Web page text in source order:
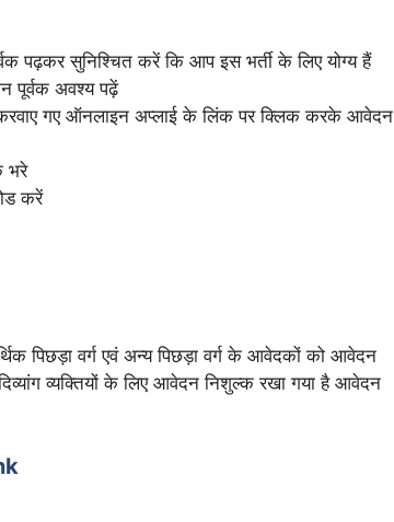
पढ़कर सुनिश्चित करें कि आप इस भर्ती के लिए योग्य हैं
पूर्वक अवश्य पढ़ें
गए ऑनलाइन अप्लाई के लिंक पर क्लिक करके आवेदन
भरे
करें
पिछड़ा वर्ग एवं अन्य पिछड़ा वर्ग के आवेदकों को आवेदन
व्यक्तियों के लिए आवेदन निशुल्क रखा गया है आवेदन